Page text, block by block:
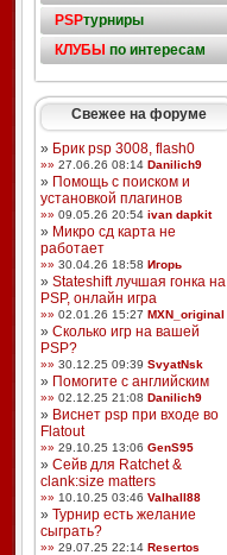
PSPтурниры
КЛУБЫ по интересам
Свежее на форуме
» Брик psp 3008, flash0
»» 27.06.26 08:14 Danilich9
» Помощь с поиском и
установкой плагинов
»» 09.05.26 20:54 ivan dapkit
» Микро сд карта не
работает
»» 30.04.26 18:58 Игорь
» Stateshift лучшая гонка на
PSP, онлайн игра
»» 02.01.26 15:27 MXN_original
» Сколько игр на вашей
PSP?
»» 30.12.25 09:39 SvyatNsk
» Помогите с английским
»» 02.12.25 21:08 Danilich9
» Виснет psp при входе во
Flatout
»» 29.10.25 13:06 GenS95
» Сейв для Ratchet &
clank:size matters
»» 10.10.25 03:46 Valhall88
» Турнир есть желание
сыграть?
»» 29.07.25 22:14 Resertos